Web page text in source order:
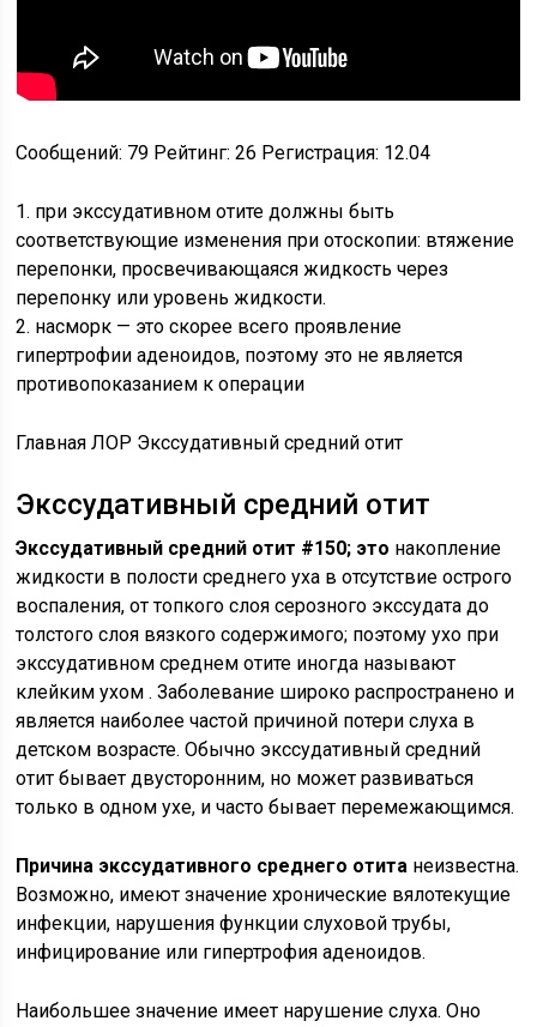
Сообщений: 79 Рейтинг: 26 Регистрация: 12.04
1. при экссудативном отите должны быть
соответствующие изменения при отоскопии: втяжение
перепонки, просвечивающаяся жидкость через
перепонку или уровень жидкости.
2. насморк — это скорее всего проявление
гипертрофии аденоидов, поэтому это не является
противопоказанием к операции
Главная ЛОР Экссудативный средний отит
Экссудативный средний отит
Экссудативный средний отит #150; это накопление
жидкости в полости среднего уха в отсутствие острого
воспаления, от топкого слоя серозного экссудата до
толстого слоя вязкого содержимого; поэтому ухо при
экссудативном среднем отите иногда называют
клейким ухом . Заболевание широко распространено и
является наиболее частой причиной потери слуха в
детском возрасте. Обычно экссудативный средний
отит бывает двусторонним, но может развиваться
только в одном ухе, и часто бывает перемежающимся.
Причина экссудативного среднего отита неизвестна.
Возможно, имеют значение хронические вялотекущие
инфекции, нарушения функции слуховой трубы,
инфицирование или гипертрофия аденоидов.
Наибольшее значение имеет нарушение слуха. Оно